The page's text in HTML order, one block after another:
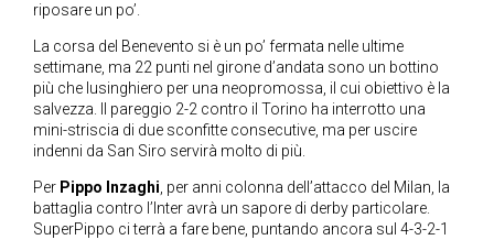
riposare un po’.
La corsa del Benevento si è un po’ fermata nelle ultime
settimane, ma 22 punti nel girone d’andata sono un bottino
più che lusinghiero per una neopromossa, il cui obiettivo è la
salvezza. Il pareggio 2-2 contro il Torino ha interrotto una
mini-striscia di due sconfitte consecutive, ma per uscire
indenni da San Siro servirà molto di più.
Per Pippo Inzaghi, per anni colonna dell’attacco del Milan, la
battaglia contro l’Inter avrà un sapore di derby particolare.
SuperPippo ci terrà a fare bene, puntando ancora sul 4-3-2-1